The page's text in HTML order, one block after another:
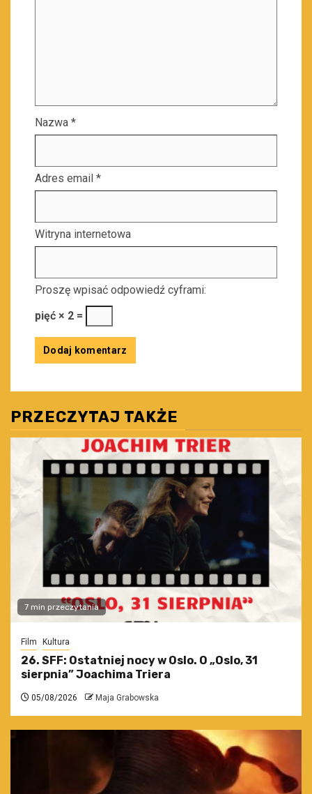
Nazwa *
Adres email *
Witryna internetowa
Proszę wpisać odpowiedź cyframi:
pięć × 2 =
PRZECZYTAJ TAKŻE
7 min przeczytania
Film Kultura
26. SFF: Ostatniej nocy w Oslo. O „Oslo, 31
sierpnia” Joachima Triera
05/08/2026 Maja Grabowska